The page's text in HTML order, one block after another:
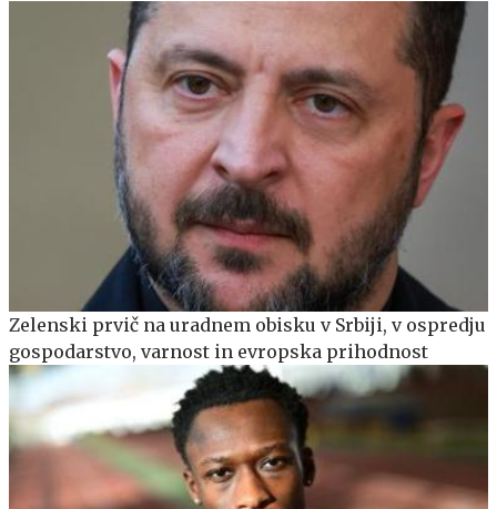
Zelenski prvič na uradnem obisku v Srbiji, v ospredju
gospodarstvo, varnost in evropska prihodnost